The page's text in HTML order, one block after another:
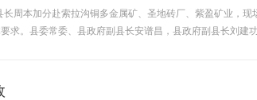
周本加分赴索拉沟铜多金属矿、圣地砖厂、紫盈矿业，
求。县委常委、县政府副县长安谱昌，县政府副县长刘建